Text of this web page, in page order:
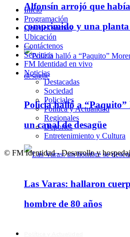
Alfonsín arrojó que
comprimido y una planta
Policía halló a
un canal de desagüe
Las Varas: hallaron
hombre de 80 años
Inicio
Programación
Quienes somos
Ubicación
Contáctenos
Servicios
FM Identidad en vivo
Noticias
Destacadas
Sociedad
Policiales
Política y Actualidad
Regionales
Deportes
Entretenimiento y Cultura
© FM Identidad - Desarrollo y